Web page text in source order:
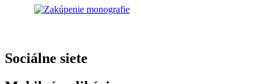
Sociálne siete